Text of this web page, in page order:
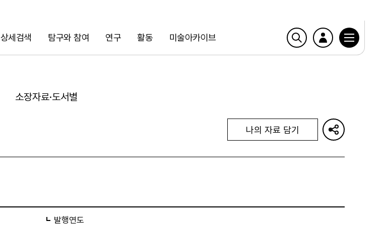
상세검색 탐구와 참여 연구 활동 미술아카이브
검색
소장자료·도서별
나의 자료 담기
발행연도